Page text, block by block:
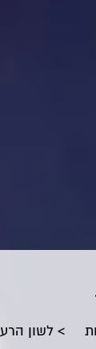
> לשון הרע